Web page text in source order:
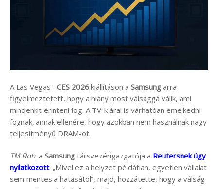
A Las Vegas-i CES 2026 kiállításon a Samsung arra
figyelmeztetett, hogy a hiány most válsággá válik, ami
mindenkit érinteni fog. A TV-k árai is várhatóan emelkedni
fognak, annak ellenére, hogy azokban nem használnak nagy
teljesítményű DRAM-ot.
TM Roh, a Samsung társvezérigazgatója a Reutersnek úgy
nyilatkozott: „Mivel ez a helyzet példátlan, egyetlen vállalat
sem mentes a hatásától”, majd, hozzátette, hogy a válság